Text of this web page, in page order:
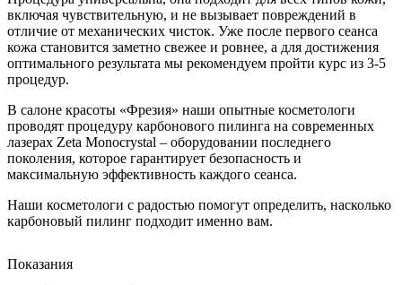
включая чувствительную, и не вызывает повреждений в
отличие от механических чисток. Уже после первого сеанса
кожа становится заметно свежее и ровнее, а для достижения
оптимального результата мы рекомендуем пройти курс из 3-5
процедур.
В салоне красоты «Фрезия» наши опытные косметологи
проводят процедуру карбонового пилинга на современных
лазерах Zeta Monocrystal – оборудовании последнего
поколения, которое гарантирует безопасность и
максимальную эффективность каждого сеанса.
Наши косметологи с радостью помогут определить, насколько
карбоновый пилинг подходит именно вам.
Показания